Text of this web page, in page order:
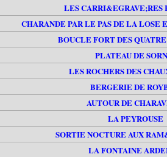
LES CARRI&EGRAVE;RES
CHARANDE PAR LE PAS DE LA LOSE
BOUCLE FORT DES
PLATEAU DE
LES ROCHERS DES
BERGERIE DE
AUTOUR DE
LA PEYROUSE
SORTIE NOCTURE AUX
LA FONTAINE